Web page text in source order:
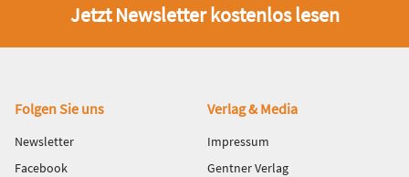
Jetzt Newsletter kostenlos lesen
Fußbereich
Folgen Sie uns
Newsletter
Facebook
Verlag & Media
Impressum
Gentner Verlag